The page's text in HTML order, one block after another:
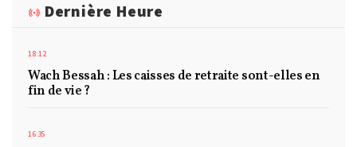
Dernière Heure
18:12
Wach Bessah : Les caisses de retraite sont-elles en
fin de vie ?
16:35